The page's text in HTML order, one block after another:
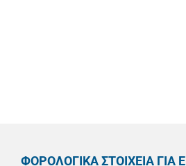
ΦΟΡΟΛΟΓΙΚΑ ΣΤΟΙΧΕΙΑ ΓΙΑ